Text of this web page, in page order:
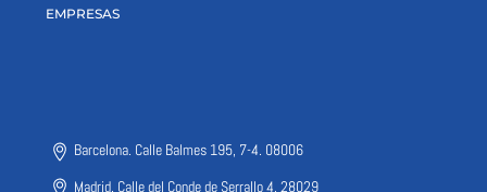
EMPRESAS
Barcelona. Calle Balmes 195, 7-4. 08006
Madrid. Calle del Conde de Serrallo 4, 28029